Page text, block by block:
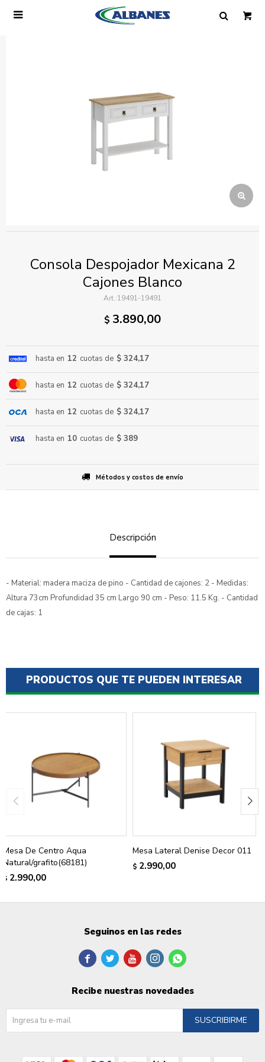

Consola Despojador Mexicana 2
Cajones Blanco
19491-19491
$ 3.890,00
hasta en 12 cuotas de $ 324,17
hasta en 12 cuotas de $ 324,17
hasta en 12 cuotas de $ 324,17
hasta en 10 cuotas de $ 389
Métodos y costos de envío
Descripción
- Material: madera maciza de pino - Cantidad de cajones: 2 - Medidas:
Altura 73cm Profundidad 35 cm Largo 90 cm - Peso: 11.5 Kg. - Cantidad
de cajas: 1
PRODUCTOS QUE TE PUEDEN INTERESAR
Mesa De Centro Aqua
Natural/grafito(68181)
$ 2.990,00
Mesa Lateral Denise Decor 011
$ 2.990,00
Seguinos en las redes
    
Recibe nuestras novedades
SUSCRIBIRME